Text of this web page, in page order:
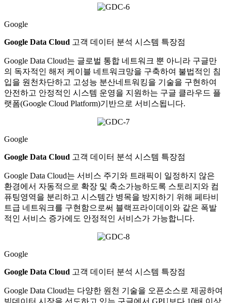
Google
Google Data Cloud 고객 데이터 분석 시스템 특장점
Google Data Cloud는 글로벌 통합 네트워크 뿐 아니라 구글만
의 독자적인 해저 케이블 네트워크망을 구축하여 불법적인 침
입을 원천차단하고 고성능 분산네트워킹을 기술을 구현하여
안전하고 안정적인 시스템 운영을 지원하는 구글 클라우드 플
랫폼(Google Cloud Platform)기반으로 서비스됩니다.
Google
Google Data Cloud 고객 데이터 분석 시스템 특장점
Google Data Cloud는 서비스 주기와 트래픽이 일정하지 않은
환경에서 자동적으로 확장 및 축소가능하도록 스토리지와 컴
퓨팅영역을 분리하고 시스템간 병목을 방지하기 위해 페타비
트급 네트워크를 구현함으로써 블랙프라이데이와 같은 폭발
적인 서비스 증가에도 안정적인 서비스가 가능합니다.
Google
Google Data Cloud 고객 데이터 분석 시스템 특장점
Google Data Cloud는 다양한 원천 기술을 오픈소스로 제공하여
빅데이터 시장을 선도하고 있는 구글에서 GPU보다 10배 이상